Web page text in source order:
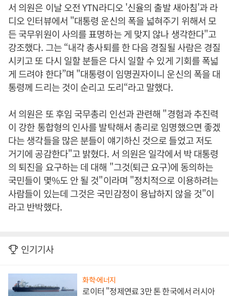
서 의원은 이날 오전 YTN라디오 '신율의 출발 새아침'과 라
디오 인터뷰에서 "대통령 운신의 폭을 넓혀주기 위해서 모
든 국무위원이 사의를 표명하는 게 맞지 않나 생각한다"고
강조했다. 그는 “내각 총사퇴를 한 다음 경질될 사람은 경질
시키고 또 다시 일할 분들은 다시 일할 수 있게 기회를 폭넓
게 드려야 한다”며 "대통령이 임명권자이니 운신의 폭을 대
통령께 드리는 것이 순리고 도리“라고 말했다.
서 의원은 또 후임 국무총리 인선과 관련해 "경험과 추진력
이 강한 통합형의 인사를 발탁해서 총리로 임명했으면 좋겠
다는 생각들을 많은 분들이 얘기하신 것으로 들었고 저도
거기에 공감한다"고 밝혔다. 서 의원은 일각에서 박 대통령
의 퇴진을 요구하는 데 대해 "그것(퇴근 요구)에 동의하는
국민들이 몇%도 안 될 것"이라며 "정치적으로 이용하려는
사람들이 있는데 그것은 국민감정이 용납하지 않을 것"이
라고 반박했다.
인기기사
화학·에너지
로이터 "정제연료 3만 톤 한국에서 러시아